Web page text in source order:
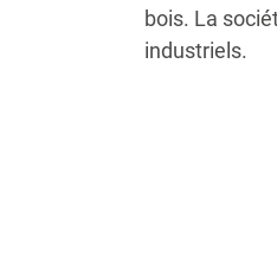
bois. La
industriels.